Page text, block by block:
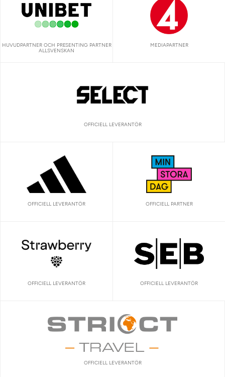
HUVUDPARTNER OCH PRESENTING PARTNER
ALLSVENSKAN
MEDIAPARTNER
OFFICIELL LEVERANTÖR
OFFICIELL LEVERANTÖR OFFICIELL PARTNER
OFFICIELL LEVERANTÖR OFFICIELL LEVERANTÖR
OFFICIELL LEVERANTÖR